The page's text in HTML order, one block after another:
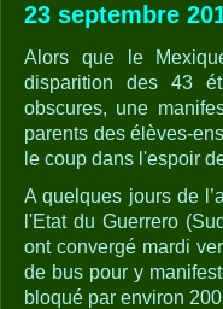
23 septembre
Alors que le
disparition des 43
obscures, une
parents des élèves-
le coup dans l'espoir
A quelques jours de
l'Etat du Guerrero
ont convergé mardi
de bus pour y
bloqué par environ